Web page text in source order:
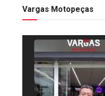
Vargas Motopeças